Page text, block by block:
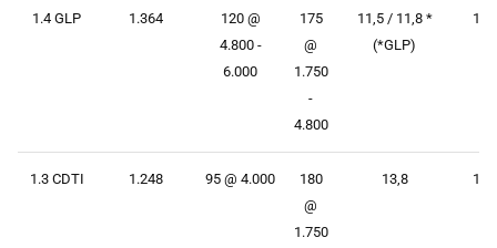
1.4 GLP 1.364
120 @
4.800 -
6.000
175
@
1.750
-
4.800
11,5 / 11,8 *
(*GLP)
188
1.3 CDTI 1.248 95 @ 4.000
180
@
1.750
13,8 168